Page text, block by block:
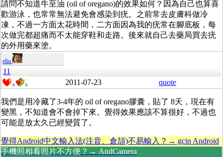
請問不知道牛至油 (oil of oregano)的效果如何？因為自己也算喜
歡游泳，也常常無法避免會感染到疣。之前常去皮膚科做冷
凍，不過一方面太花時間，二方面因為我的疣常在腳底板，每
次做完都超痛而不太能穿鞋和走路。後來就自己去藥局買去疣
的外用藥來塗。
eliu
11
0 0 2011-07-23 quote
我們是用冷藏了3-4年的 oil of oregano膠囊，貼了 8天，現在有
變黑，不知道會不會掉下來。覺得效果應該不算很好，不過也
可能是放太久已經變質了。
覺得Android中文輸入法(注音、倉頡)不易輸入？→ gcin Android
手機照相看照片不方便？→ AndCamera